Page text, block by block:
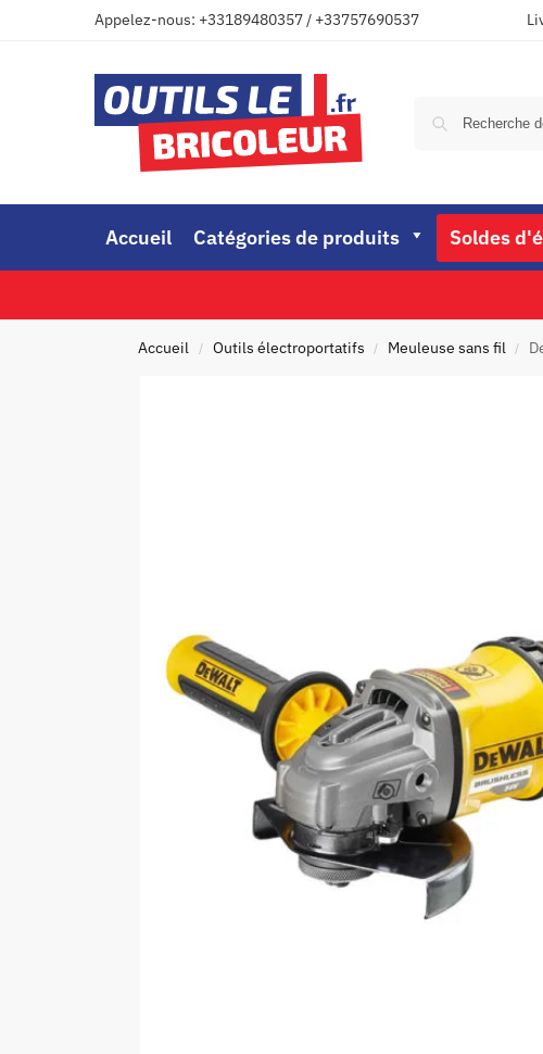
Appelez-nous: +33189480357 / +33757690537
Accueil Catégories de produits Soldes
Accueil / Outils électroportatifs / Meuleuse sans fil /